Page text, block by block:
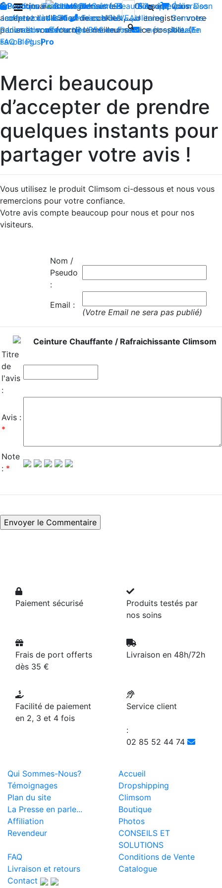
En continuant à naviguer sur le site Climsom, vous
acceptez l'utilisation de cookies pour enregistrer votre
panier et vous fournir le meilleur service possible. (En
savoir Plus)
Produits innovants de Santé et de Bien-être | Livraison
offerte dès 35€ en France métropolitaine
Livraison offerte dès 35€ en France métropolitaine
Contactez-nous : 02 85 52
44 74
-
contact@climsom.com
Qui
Sommes-
Nous?
Boutique Fraîcheur Bien-être Beauté Acupression Dos
Jambes lourdes Insomnies NOUVEAU
Reconditionnés
FAQ Blog Pro
Merci beaucoup
d’accepter de prendre
quelques instants pour
partager votre avis !
Vous utilisez le produit Climsom ci-dessous et nous vous
remercions pour votre confiance.
Votre avis compte beaucoup pour nous et pour nos
visiteurs.
Nom /
Pseudo
:
Email :
(Votre Email ne sera pas publié)
Ceinture Chauffante / Rafraichissante Climsom
Titre
de
l'avis
:
Avis :
*
Note
: *
Paiement sécurisé
Produits testés par
nos soins
Frais de port offerts
dès 35 €
Livraison en 48h/72h
Facilité de paiement
en 2, 3 et 4 fois
Service client
:
02 85 52 44 74
Qui Sommes-Nous?
Accueil
Témoignages
Dropshipping
Plan du site
Climsom
La Presse en parle...
Boutique
Affiliation
Photos
Revendeur
CONSEILS ET
SOLUTIONS
FAQ
Conditions de Vente
Livraison et retours
Catalogue
Contact